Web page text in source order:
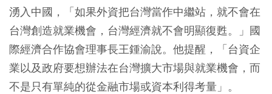
湧入中國，「如果外資把台灣當作中繼站，就不會在
台灣創造就業機會，台灣經濟就不會明顯復甦。」國
際經濟合作協會理事長王鍾渝說。他提醒，「台資企
業以及政府要想辦法在台灣擴大市場與就業機會，而
不是只有單純的從金融市場或資本利得考量」。